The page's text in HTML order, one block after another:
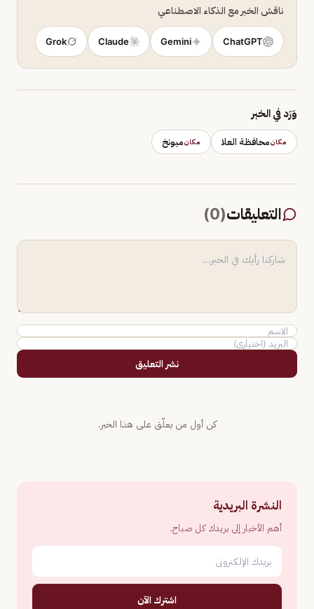
ناقش الخبر مع الذكاء الاصطناعي
ChatGPT
Gemini
Claude
Grok
وَرَد في الخبر
مكانمحافظة العلا مكانميونخ
التعليقات(
0
)
نشر التعليق
كن أول من يعلّق على هذا الخبر.
النشرة البريدية
أهم الأخبار إلى بريدك كل صباح.
اشترك الآن